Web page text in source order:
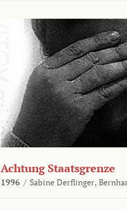
Achtung Staatsgrenze
1996 / Sabine Derflinger,